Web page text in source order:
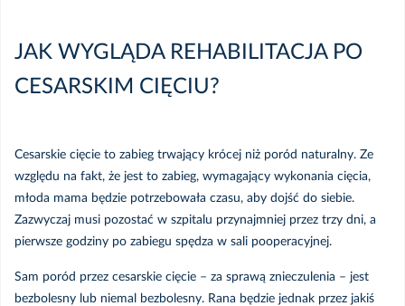
JAK WYGLĄDA REHABILITACJA PO
CESARSKIM CIĘCIU?
Cesarskie cięcie to zabieg trwający krócej niż poród naturalny. Ze
względu na fakt, że jest to zabieg, wymagający wykonania cięcia,
młoda mama będzie potrzebowała czasu, aby dojść do siebie.
Zazwyczaj musi pozostać w szpitalu przynajmniej przez trzy dni, a
pierwsze godziny po zabiegu spędza w sali pooperacyjnej.
Sam poród przez cesarskie cięcie – za sprawą znieczulenia – jest
bezbolesny lub niemal bezbolesny. Rana będzie jednak przez jakiś